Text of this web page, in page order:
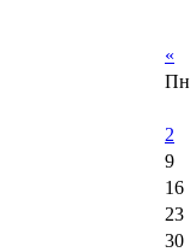
«
Пн
2
9
16
23
30